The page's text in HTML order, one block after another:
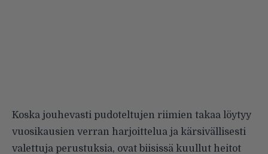
Koska jouhevasti pudoteltujen riimien takaa löytyy
vuosikausien verran harjoittelua ja kärsivällisesti
valettuja perustuksia, ovat biisissä kuullut heitot